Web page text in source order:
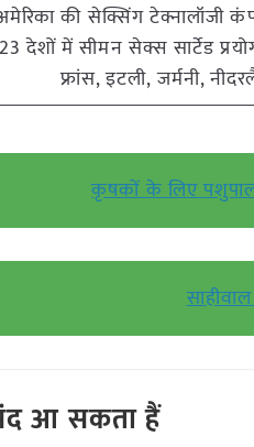
की सेक्सिंग टेक्नालॉजी
देशों में सीमन सेक्स सार्टेड
फ्रांस, इटली, जर्मनी,
कृषकों के लिए
आ सकता हैं